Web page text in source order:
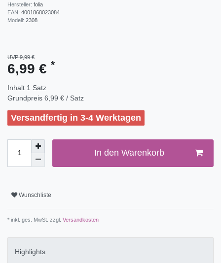
Hersteller: folia
EAN: 4001868023084
Modell: 2308
UVP 9,99 €
6,99 € *
Inhalt 1 Satz
Grundpreis 6,99 € / Satz
Versandfertig in 3-4 Werktagen
In den Warenkorb
Wunschliste
* inkl. ges. MwSt. zzgl. Versandkosten
Highlights